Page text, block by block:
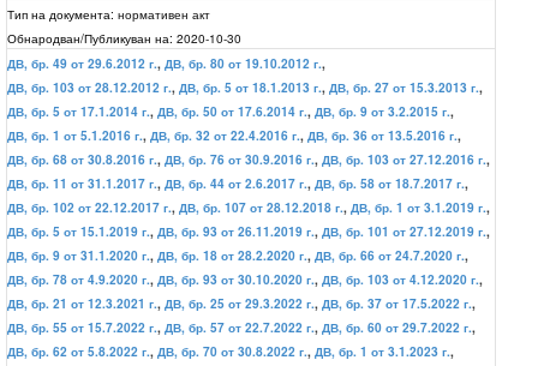
Тип на документа: нормативен акт
Обнародван/Публикуван на: 2020-10-30
ДВ, бр. 49 от 29.6.2012 г., ДВ, бр. 80 от 19.10.2012 г.,
ДВ, бр. 103 от 28.12.2012 г., ДВ, бр. 5 от 18.1.2013 г., ДВ, бр. 27 от 15.3.2013 г.,
ДВ, бр. 5 от 17.1.2014 г., ДВ, бр. 50 от 17.6.2014 г., ДВ, бр. 9 от 3.2.2015 г.,
ДВ, бр. 1 от 5.1.2016 г., ДВ, бр. 32 от 22.4.2016 г., ДВ, бр. 36 от 13.5.2016 г.,
ДВ, бр. 68 от 30.8.2016 г., ДВ, бр. 76 от 30.9.2016 г., ДВ, бр. 103 от 27.12.2016 г.,
ДВ, бр. 11 от 31.1.2017 г., ДВ, бр. 44 от 2.6.2017 г., ДВ, бр. 58 от 18.7.2017 г.,
ДВ, бр. 102 от 22.12.2017 г., ДВ, бр. 107 от 28.12.2018 г., ДВ, бр. 1 от 3.1.2019 г.,
ДВ, бр. 5 от 15.1.2019 г., ДВ, бр. 93 от 26.11.2019 г., ДВ, бр. 101 от 27.12.2019 г.,
ДВ, бр. 9 от 31.1.2020 г., ДВ, бр. 18 от 28.2.2020 г., ДВ, бр. 66 от 24.7.2020 г.,
ДВ, бр. 78 от 4.9.2020 г., ДВ, бр. 93 от 30.10.2020 г., ДВ, бр. 103 от 4.12.2020 г.,
ДВ, бр. 21 от 12.3.2021 г., ДВ, бр. 25 от 29.3.2022 г., ДВ, бр. 37 от 17.5.2022 г.,
ДВ, бр. 55 от 15.7.2022 г., ДВ, бр. 57 от 22.7.2022 г., ДВ, бр. 60 от 29.7.2022 г.,
ДВ, бр. 62 от 5.8.2022 г., ДВ, бр. 70 от 30.8.2022 г., ДВ, бр. 1 от 3.1.2023 г.,